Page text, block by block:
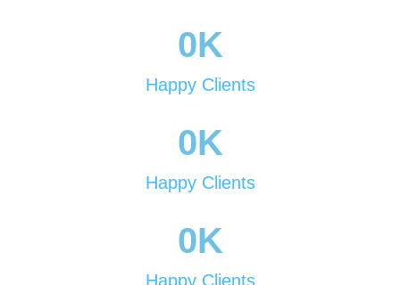
Happy Clients
0K
Happy Clients
0K
Happy Clients
0K
He leído y acepto losTérminos y
Condiciones y la Política de Privacidad